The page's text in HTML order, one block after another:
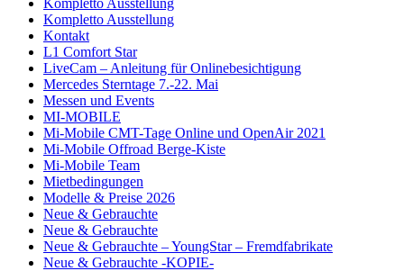
Kompletto Ausstellung
Kompletto Ausstellung
Kontakt
L1 Comfort Star
LiveCam – Anleitung für Onlinebesichtigung
Mercedes Sterntage 7.-22. Mai
Messen und Events
MI-MOBILE
Mi-Mobile CMT-Tage Online und OpenAir 2021
Mi-Mobile Offroad Berge-Kiste
Mi-Mobile Team
Mietbedingungen
Modelle & Preise 2026
Neue & Gebrauchte
Neue & Gebrauchte
Neue & Gebrauchte – YoungStar – Fremdfabrikate
Neue & Gebrauchte -KOPIE-